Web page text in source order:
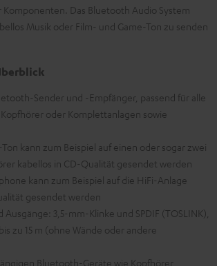
Komponenten. Das Bluetooth Audio System
Musik oder Film- und Game-Ton zu senden
Sender und -Empfänger, passend für alle
oder Komplettanlagen sowie
kann zum Beispiel auf einen oder sogar zwei
kabellos in CD-Qualität gesendet werden
kann zum Beispiel auf die HiFi-Anlage
gesendet werden
Ausgänge: 3,5-mm-Klinke und SPDIF (TOSLINK),
zu 15 m (ohne Wände oder andere
Bluetooth-Geräte wie Kopfhörer,